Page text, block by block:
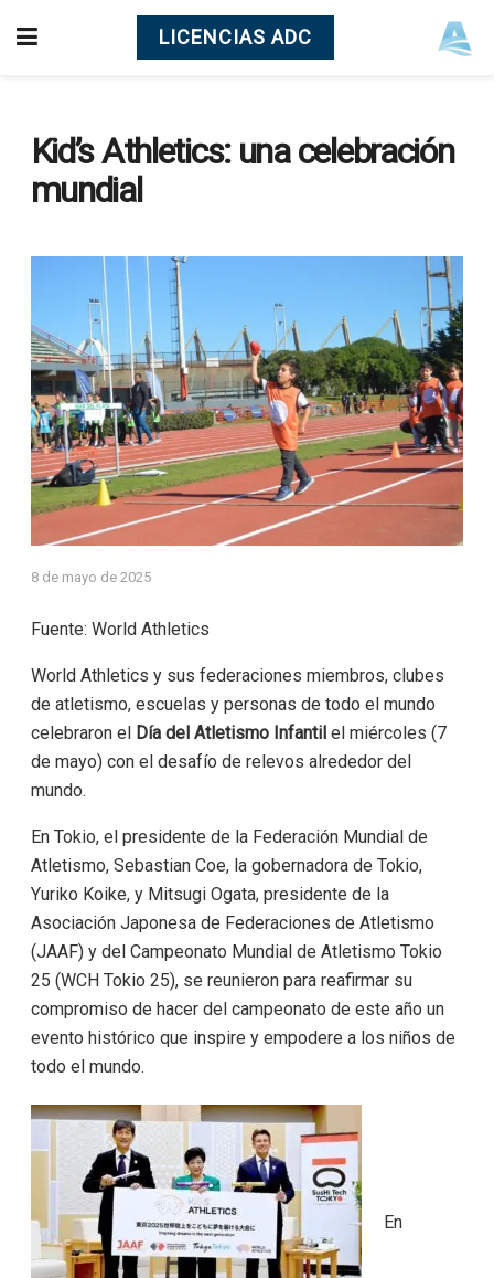
LICENCIAS ADC
Kid’s Athletics: una celebración
mundial
8 de mayo de 2025
Fuente: World Athletics
World Athletics y sus federaciones miembros, clubes
de atletismo, escuelas y personas de todo el mundo
celebraron el Día del Atletismo Infantilel miércoles (7
de mayo) con el desafío de relevos alrededor del
mundo.
En Tokio, el presidente de la Federación Mundial de
Atletismo, Sebastian Coe, la gobernadora de Tokio,
Yuriko Koike, y Mitsugi Ogata, presidente de la
Asociación Japonesa de Federaciones de Atletismo
(JAAF) y del Campeonato Mundial de Atletismo Tokio
25 (WCH Tokio 25), se reunieron para reafirmar su
compromiso de hacer del campeonato de este año un
evento histórico que inspire y empodere a los niños de
todo el mundo.
En